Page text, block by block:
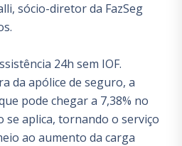
sócio-diretor da FazSeg
24h sem IOF.
da apólice de seguro, a
pode chegar a 7,38% no
aplica, tornando o serviço
ao aumento da carga